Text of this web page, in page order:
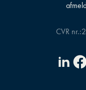
CVR nr.:
Linkedin